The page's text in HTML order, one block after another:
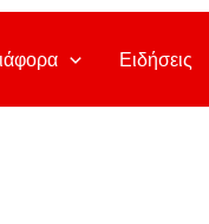
Ειδήσεις